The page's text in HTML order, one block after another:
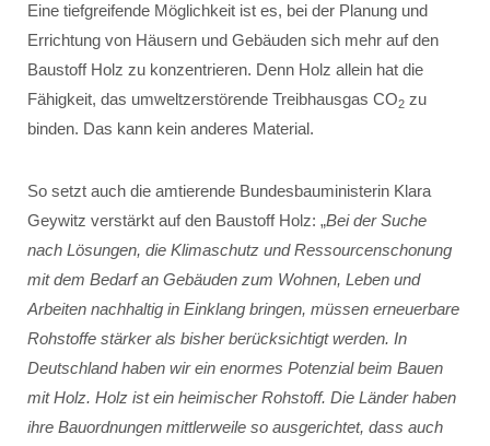
Eine tiefgreifende Möglichkeit ist es, bei der Planung und
Errichtung von Häusern und Gebäuden sich mehr auf den
Baustoff Holz zu konzentrieren. Denn Holz allein hat die
Fähigkeit, das umweltzerstörende Treibhausgas CO2 zu
binden. Das kann kein anderes Material.
So setzt auch die amtierende Bundesbauministerin Klara
Geywitz verstärkt auf den Baustoff Holz: „Bei der Suche
nach Lösungen, die Klimaschutz und Ressourcenschonung
mit dem Bedarf an Gebäuden zum Wohnen, Leben und
Arbeiten nachhaltig in Einklang bringen, müssen erneuerbare
Rohstoffe stärker als bisher berücksichtigt werden. In
Deutschland haben wir ein enormes Potenzial beim Bauen
mit Holz. Holz ist ein heimischer Rohstoff. Die Länder haben
ihre Bauordnungen mittlerweile so ausgerichtet, dass auch